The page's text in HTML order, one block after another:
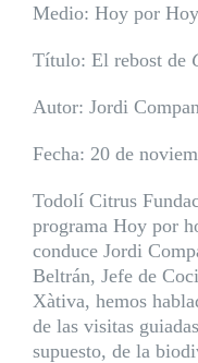
Medio: Hoy por
Título: El rebost de
Autor: Jordi
Fecha: 20 de
Todolí Citrus
programa Hoy por
conduce Jordi
Beltrán, Jefe de
Xàtiva, hemos
de las visitas
supuesto, de la